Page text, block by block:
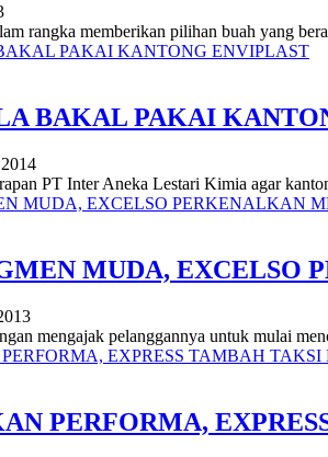
rangka memberikan pilihan buah yang
BAKAL PAKAI
PT Inter Aneka Lestari Kimia agar
MUDA, EXCELSO
mengajak pelanggannya untuk mulai
PERFORMA,